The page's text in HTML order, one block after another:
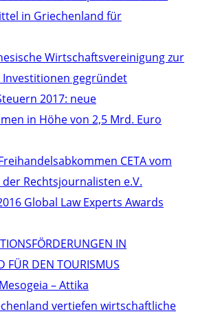
in Griechenland für
Wirtschaftsvereinigung zur
gegründet
2017: neue
in Höhe von 2,5 Mrd. Euro
CETA vom
Rechtsjournalisten e.V.
Global Law Experts Awards
IN
FÜR DEN TOURISMUS
– Attika
vertiefen wirtschaftliche